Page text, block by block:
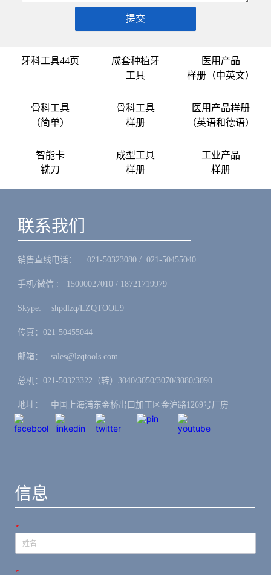
提交
牙科工具44页
成套种植牙
工具
医用产品
样册（中英文）
骨科工具
（简单）
骨科工具
样册
医用产品样册
（英语和德语）
智能卡
铣刀
成型工具
样册
工业产品
样册
联系我们
销售直线电话：ㅤ 021-50323080 / 021-50455040
手机/微信 :ㅤ15000027010 / 18721719979
Skype: ㅤshpdlzq/LZQTOOL9
传真：021-50455044
邮箱：ㅤsales@lzqtools.com
总机：021-50323322（转）3040/3050/3070/3080/3090
地址：ㅤ中国上海浦东金桥出口加工区金沪路1269号厂房
信息
*
*